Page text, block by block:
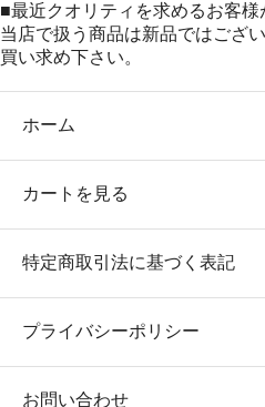
■最近クオリティを求めるお客様
当店で扱う商品は新品ではござ
買い求め下さい。
ホーム
カートを見る
特定商取引法に基づく表記
プライバシーポリシー
お問い合わせ